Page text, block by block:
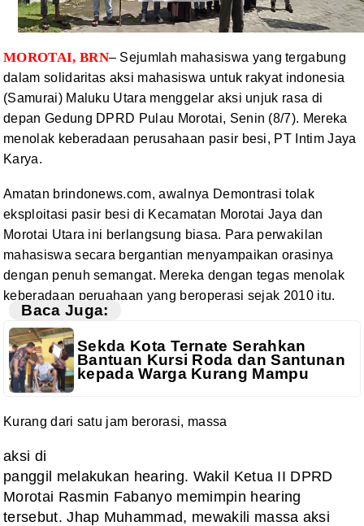
MOROTAI, BRN– Sejumlah mahasiswa yang tergabung
dalam solidaritas aksi mahasiswa untuk rakyat indonesia
(Samurai)Maluku Utara menggelar aksi unjuk rasa di
depan Gedung DPRD Pulau Morotai, Senin (8/7). Mereka
menolak keberadaan perusahaan pasir besi, PT Intim Jaya
Karya.
Amatan brindonews.com, awalnya Demontrasi tolak
eksploitasi pasir besi di Kecamatan Morotai Jaya dan
Morotai Utara ini berlangsung biasa. Para perwakilan
mahasiswa secara bergantian menyampaikan orasinya
dengan penuh semangat. Mereka dengan tegas menolak
keberadaan peruahaan yang beroperasi sejak 2010 itu.
Baca Juga:
Sekda Kota Ternate Serahkan
Bantuan Kursi Roda dan Santunan
kepada Warga Kurang Mampu
Kurang dari satu jam berorasi, massa
aksi di
panggil melakukan hearing. Wakil Ketua II DPRD
Morotai Rasmin Fabanyo memimpin hearing
tersebut. Jhap Muhammad, mewakili massa aksi